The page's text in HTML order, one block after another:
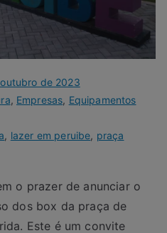
de 2023
, Empresas, Equipamentos
, lazer em peruibe, praça
o prazer de anunciar o
dos box da praça de
Este é um convite